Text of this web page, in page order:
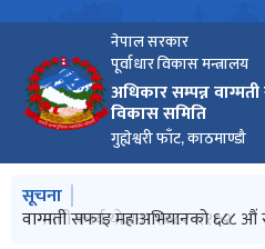
नेपाल सरकार
पूर्वाधार विकास मन्त्रालय
अधिकार सम्पन्न
विकास समिति
गुह्येश्वरी फाँट, काठमाण्डौ
मुख्य नेभिगेसनमा जानुहोस्
सूचना
वाग्मती सफाइ महाअभियानको ६९० औं
वाग्मती सफाइ महाअभियानको ६८९ औं
वागमती कार्य योजना २०८२-२१०२
वाग्मती सफाइ महाअभियानको ६८८ औं
पानी परिक्षण प्रतिवेदन जेठ २०८३